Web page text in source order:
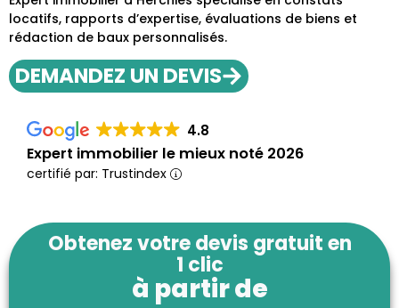
locatifs, rapports d’expertise, évaluations de biens et
rédaction de baux personnalisés.
DEMANDEZ UN DEVIS
4.8
Expert immobilier le mieux noté 2026
certifié par: Trustindex
Obtenez votre devis gratuit en
1 clic
à partir de